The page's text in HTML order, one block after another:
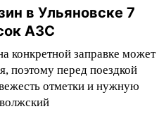
в Ульяновске 7
АЗС
конкретной заправке может
поэтому перед поездкой
отметки и нужную